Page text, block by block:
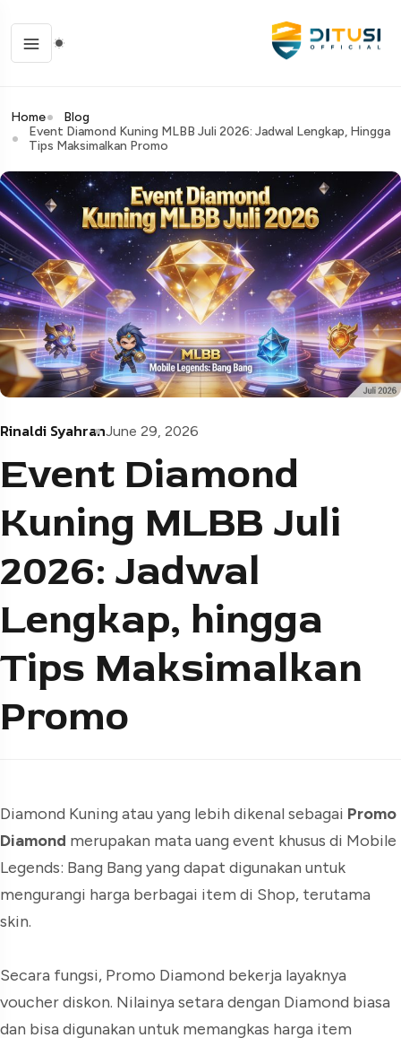
Home
Blog
Event Diamond Kuning MLBB Juli 2026: Jadwal Lengkap, Hingga
Tips Maksimalkan Promo
Rinaldi SyahranJune 29, 2026
Event Diamond
Kuning MLBB Juli
2026: Jadwal
Lengkap, hingga
Tips Maksimalkan
Promo
Diamond Kuning atau yang lebih dikenal sebagai Promo
Diamond merupakan mata uang event khusus di Mobile
Legends: Bang Bang yang dapat digunakan untuk
mengurangi harga berbagai item di Shop, terutama
skin.
Secara fungsi, Promo Diamond bekerja layaknya
voucher diskon. Nilainya setara dengan Diamond biasa
dan bisa digunakan untuk memangkas harga item